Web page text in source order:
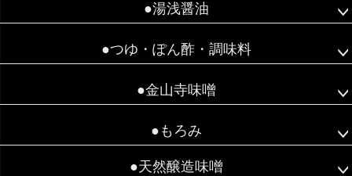
●湯浅醤油
●つゆ・ぽん酢・調味料
●金山寺味噌
●もろみ
●天然醸造味噌